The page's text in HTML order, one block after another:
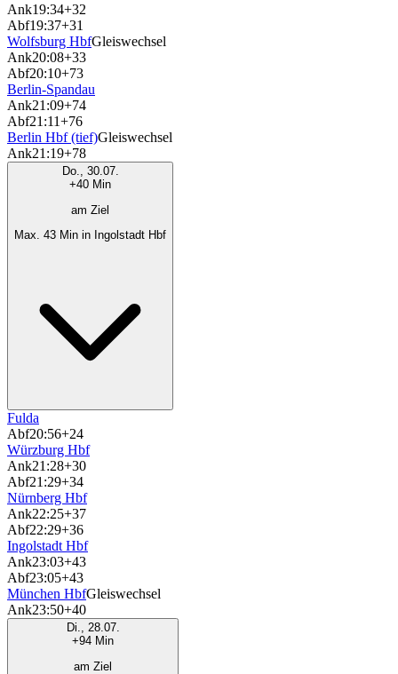
Ank19:34+32
Abf19:37+31
Wolfsburg HbfGleiswechsel
Ank20:08+33
Abf20:10+73
Berlin-Spandau
Ank21:09+74
Abf21:11+76
Berlin Hbf (tief)Gleiswechsel
Ank21:19+78
Do., 30.07.
+40 Min
am Ziel
Max. 43 Min in Ingolstadt Hbf
Fulda
Abf20:56+24
Würzburg Hbf
Ank21:28+30
Abf21:29+34
Nürnberg Hbf
Ank22:25+37
Abf22:29+36
Ingolstadt Hbf
Ank23:03+43
Abf23:05+43
München HbfGleiswechsel
Ank23:50+40
Di., 28.07.
+94 Min
am Ziel